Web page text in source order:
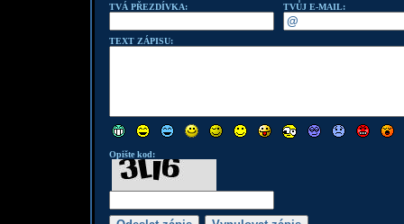
TVÁ PŘEZDÍVKA: TVŮJ E-MAIL:
TEXT ZÁPISU:
Opište kod: